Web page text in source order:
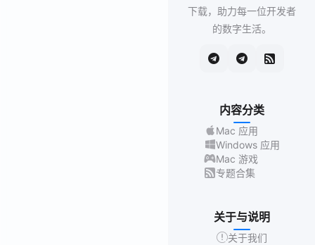
下载，助力每一位开发者
的数字生活。
内容分类
Mac 应用
Windows 应用
Mac 游戏
专题合集
关于与说明
关于我们